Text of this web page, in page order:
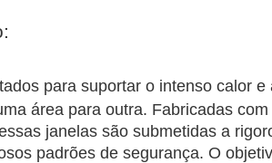
para suportar o intenso calor e
área para outra. Fabricadas com
janelas são submetidas a
padrões de segurança. O